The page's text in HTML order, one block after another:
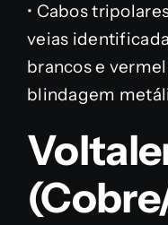
• Cabos
veias
brancos e
blindagem